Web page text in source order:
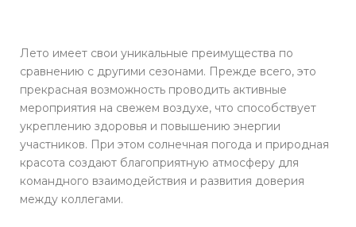
Лето имеет свои уникальные преимущества по
сравнению с другими сезонами. Прежде всего, это
прекрасная возможность проводить активные
мероприятия на свежем воздухе, что способствует
укреплению здоровья и повышению энергии
участников. При этом солнечная погода и природная
красота создают благоприятную атмосферу для
командного взаимодействия и развития доверия
между коллегами.